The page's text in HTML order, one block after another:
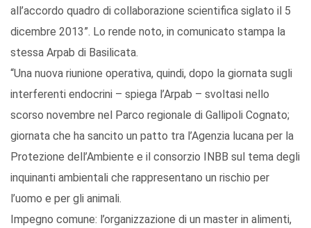
all’accordo quadro di collaborazione scientifica siglato il 5
dicembre 2013”. Lo rende noto, in comunicato stampa la
stessa Arpab di Basilicata.
“Una nuova riunione operativa, quindi, dopo la giornata sugli
interferenti endocrini – spiega l’Arpab – svoltasi nello
scorso novembre nel Parco regionale di Gallipoli Cognato;
giornata che ha sancito un patto tra l’Agenzia lucana per la
Protezione dell’Ambiente e il consorzio INBB sul tema degli
inquinanti ambientali che rappresentano un rischio per
l’uomo e per gli animali.
Impegno comune: l’organizzazione di un master in alimenti,